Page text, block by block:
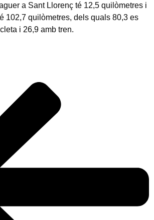
a Sant Llorenç té 12,5 quilòmetres i
102,7 quilòmetres, dels quals 80,3 es
i 26,9 amb tren.